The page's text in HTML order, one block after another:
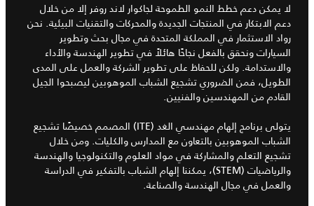
لا يمكن دعم خطط النمو الطموحة لجاكوار لاند روفر إلا من خلال
دعم الابتكار في المنتجات الجديدة والمحركات والتقنيات البيئية. نحن
رواد الاستثمار في المملكة المتحدة في مجال بحث وتطوير
السيارات ونحقق بالفعل نجاحًا هائلاً في تطوير الهندسة والأداء
والاستدامة. ولكن للحفاظ على تطوير الشركة والعمل على المدى
الطويل، فمن الضروري تشجيع الشباب الموهوبين ليصبحوا الجيل
القادم من المهندسين والفنيين.
يتولى برنامج إلهام مهندسي الغد (ITE) المصمم خصيصًا تشجيع
الشباب الموهوبين بالتعاون مع المدارس والكليات. ومن خلال
تشجيع التعلم والمشاركة في مواد العلوم والتكنولوجيا والهندسة
والرياضيات (STEM)، يمكننا إلهام الشباب بالتفكير في الدراسة
والعمل في مجال الهندسة والصناعة.